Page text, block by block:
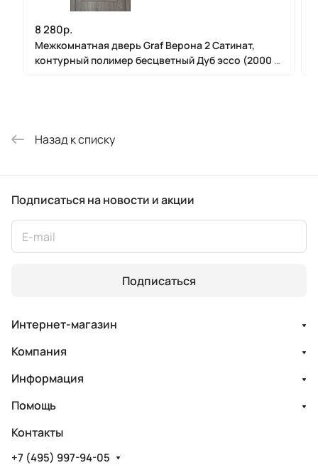
8 280р.
Межкомнатная дверь Graf Верона 2 Сатинат,
контурный полимер бесцветный Дуб эссо (2000 х
Назад к списку
Подписаться на новости и акции
Подписаться
Интернет-магазин
Компания
Информация
Помощь
Контакты
+7 (495) 997-94-05